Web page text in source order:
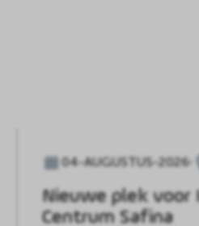
04-AUGUSTUS-2026
Nieuwe plek
Centrum Safina